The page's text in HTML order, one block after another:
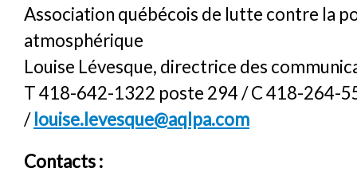
Association québécois de lutte contre la
atmosphérique
Louise Lévesque, directrice des
T 418-642-1322 poste 294 / C 418-264-
/ louise.levesque@aqlpa.com
Contacts :